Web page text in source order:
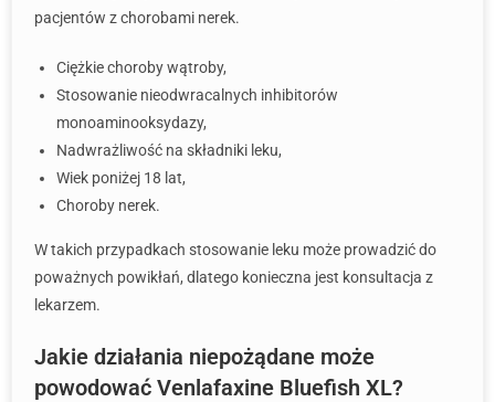
pacjentów z chorobami nerek.
Ciężkie choroby wątroby,
Stosowanie nieodwracalnych inhibitorów
monoaminooksydazy,
Nadwrażliwość na składniki leku,
Wiek poniżej 18 lat,
Choroby nerek.
W takich przypadkach stosowanie leku może prowadzić do
poważnych powikłań, dlatego konieczna jest konsultacja z
lekarzem.
Jakie działania niepożądane może
powodować Venlafaxine Bluefish XL?